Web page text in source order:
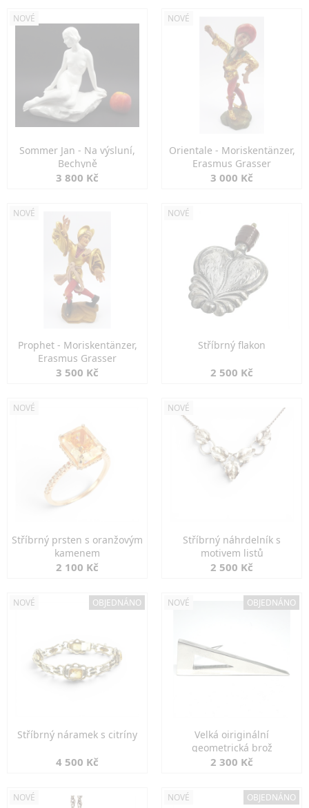
NOVÉ
Sommer Jan - Na výsluní,
Bechyně
3 800 Kč
NOVÉ
Orientale - Moriskentänzer,
Erasmus Grasser
3 000 Kč
NOVÉ
Prophet - Moriskentänzer,
Erasmus Grasser
3 500 Kč
NOVÉ
Stříbrný flakon
2 500 Kč
NOVÉ
Stříbrný prsten s oranžovým
kamenem
2 100 Kč
NOVÉ
Stříbrný náhrdelník s
motivem listů
2 500 Kč
NOVÉ OBJEDNÁNO
Stříbrný náramek s citríny
4 500 Kč
NOVÉ OBJEDNÁNO
Velká oiriginální
geometrická brož
2 300 Kč
NOVÉ NOVÉ OBJEDNÁNO